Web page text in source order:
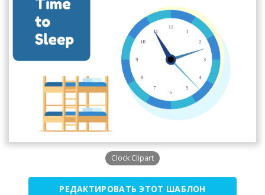
Clock Clipart
РЕДАКТИРОВАТЬ ЭТОТ ШАБЛОН